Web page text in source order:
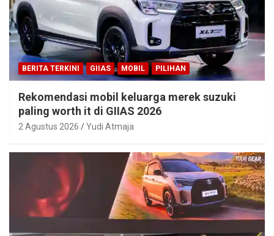
BERITA TERKINI GIIAS MOBIL PILIHAN
Rekomendasi mobil keluarga merek suzuki
paling worth it di GIIAS 2026
2 Agustus 2026 Yudi Atmaja